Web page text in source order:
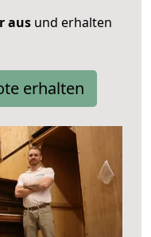
aus und erhalten
erhalten